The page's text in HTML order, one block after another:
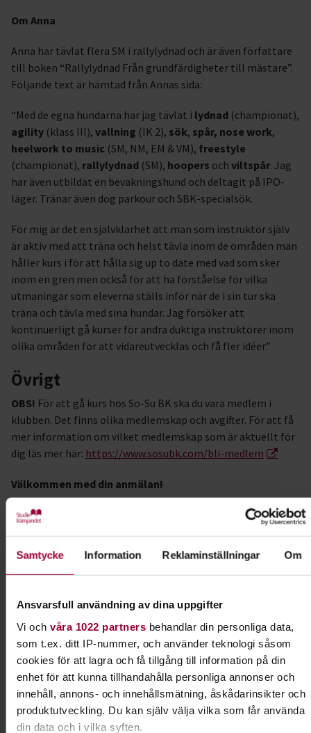
Samtycke Information Reklaminställningar Om
Ansvarsfull användning av dina uppgifter
Vi och våra 1022 partnersbehandlar din personliga data,
som t.ex. ditt IP-nummer, och använder teknologi såsom
cookies för att lagra och få tillgång till information på din
enhet för att kunna tillhandahålla personliga annonser och
innehåll, annons- och innehållsmätning, åskådarinsikter och
produktutveckling. Du kan själv välja vilka som får använda
din data och i vilka syften.
Om Anna
Anna har tävlat flera SM i rallylydnad och är även författare
till boken “Rallylydnad Från grundfärdigheter till mästare”.
Följande text är hämtad från Annas sida:
“Med de egna hundarna har jag tävlat i lydnad (championat),
agility (klass III), vallning (IK 2), sök, spår, nose work,
heelwork to music (SM, NM, EM & VM), freestyle
(championat), rallylydnad (SM), hoopers och viltspår. Jag
har även utbildat en bevakningshund och deltagit på IPO-
läger. Tränar även dog parkour och SBK-specialsök.
För mig är det en självklarhet att man som instruktör själv
är aktiv med att träna och helst tävla inom de områden man
håller kurs i för att hålla sig up to date med vad som sker
inom en gren men också för att ha förståelse för vilka
utmaningar som eleverna ställs inför när de i sin tur ska
träna och tävla med sina hundar. Jag försöker att
kontinuerligt gå kurser för andra duktiga instruktörer inom
olika områden för att vidareutvecklas och få fler idéer.”
Övrigt
OBS! För att gå kurs hos So-Su BK ska du vara medlem i
klubben. Det finns olika medlemskap och avgifter. För att få
mer information om vilket medlemskap som är aktuellt för
dig läs mer här: https://www.sosubk.com/bli-medlem
Välkommen med din anmälan!
Sökord
Rallylydnad
#hundkursstockholm #rallylydnad #kurserht26stockholm
Kursledare
Veronica Hübner
Kontakt